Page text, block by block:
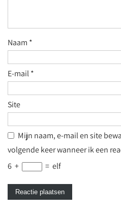
Naam *
E-mail*
Site
Mijn naam, e-mail en site
volgende keer wanneer ik een
6 + = elf